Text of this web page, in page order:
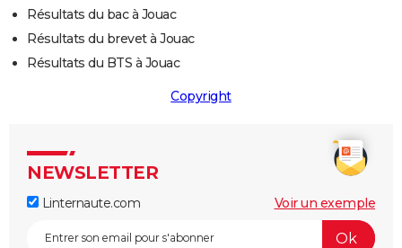
Résultats du bac à Jouac
Résultats du brevet à Jouac
Résultats du BTS à Jouac
Copyright
NEWSLETTER
Linternaute.com Voir un exemple